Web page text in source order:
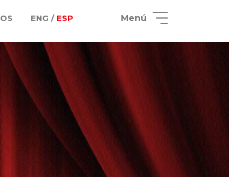
ENG / ESP Menú